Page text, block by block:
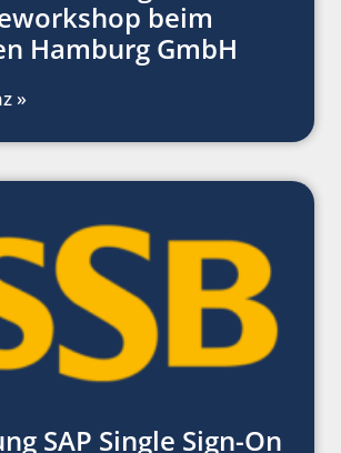
beim
Hamburg GmbH
»
SAP Single Sign-On